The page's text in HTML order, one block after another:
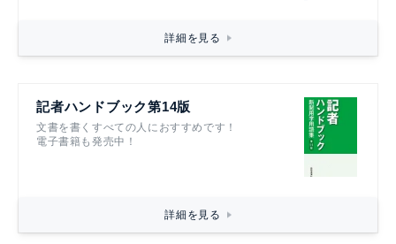
詳細を見る
記者ハンドブック第14版
文書を書くすべての人におすすめです！
電子書籍も発売中！
詳細を見る